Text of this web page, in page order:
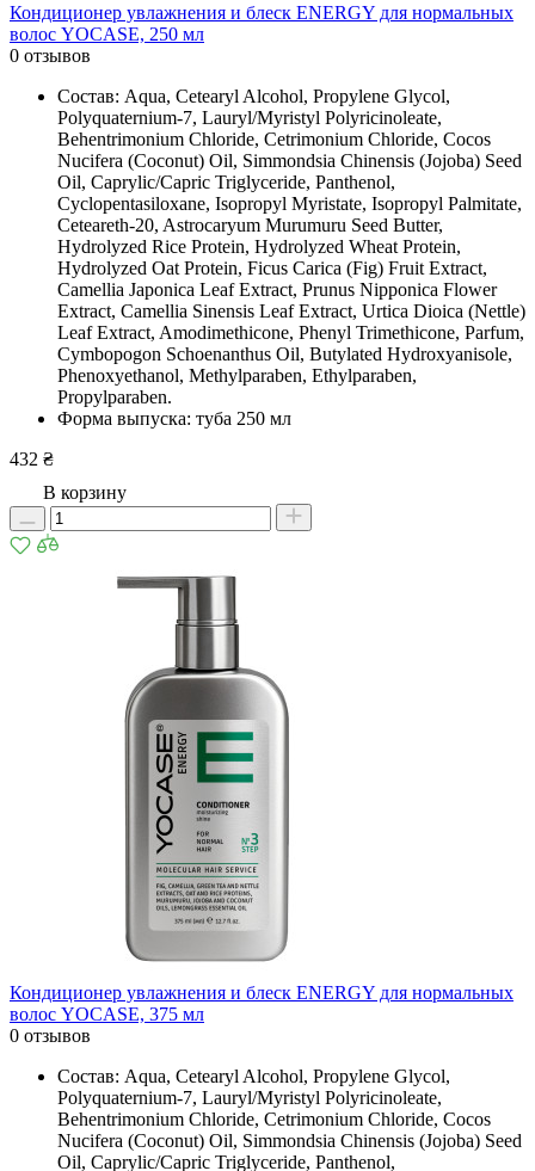
Кондиционер увлажнения и блеск ENERGY для нормальных
волос YOCASE, 250 мл
0 отзывов
Состав: Aqua, Cetearyl Alcohol, Propylene Glycol,
Polyquaternium-7, Lauryl/Myristyl Polyricinoleate,
Behentrimonium Chloride, Cetrimonium Chloride, Cocos
Nucifera (Coconut) Oil, Simmondsia Chinensis (Jojoba) Seed
Oil, Caprylic/Capric Triglyceride, Panthenol,
Cyclopentasiloxane, Isopropyl Myristate, Isopropyl Palmitate,
Ceteareth-20, Astrocaryum Murumuru Seed Butter,
Hydrolyzed Rice Protein, Hydrolyzed Wheat Protein,
Hydrolyzed Oat Protein, Ficus Carica (Fig) Fruit Extract,
Camellia Japonica Leaf Extract, Prunus Nipponica Flower
Extract, Camellia Sinensis Leaf Extract, Urtica Dioica (Nettle)
Leaf Extract, Amodimethicone, Phenyl Trimethicone, Parfum,
Cymbopogon Schoenanthus Oil, Butylated Hydroxyanisole,
Phenoxyethanol, Methylparaben, Ethylparaben,
Propylparaben.
Форма выпуска: туба 250 мл
432 ₴
В корзину
Кондиционер увлажнения и блеск ENERGY для нормальных
волос YOCASE, 375 мл
0 отзывов
Состав: Aqua, Cetearyl Alcohol, Propylene Glycol,
Polyquaternium-7, Lauryl/Myristyl Polyricinoleate,
Behentrimonium Chloride, Cetrimonium Chloride, Cocos
Nucifera (Coconut) Oil, Simmondsia Chinensis (Jojoba) Seed
Oil, Caprylic/Capric Triglyceride, Panthenol,